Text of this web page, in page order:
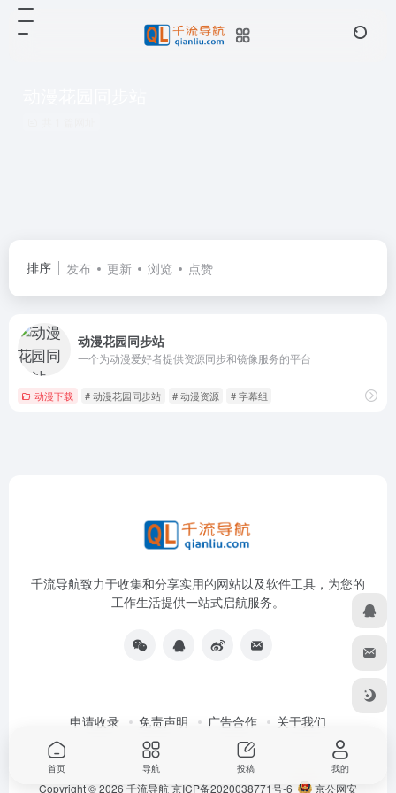
排序 发布 更新 浏览 点赞
动漫花园同步站
一个为动漫爱好者提供资源同步和镜像服务的平台
动漫下载 # 动漫花园同步站 # 动漫资源 # 字幕组
千流导航致力于收集和分享实用的网站以及软件工具，为您的
工作生活提供一站式启航服务。
申请收录 免责声明 广告合作 关于我们
Copyright © 2026 千流导航京ICP备2020038771号-6 京公网安
首页 导航 投稿 我的